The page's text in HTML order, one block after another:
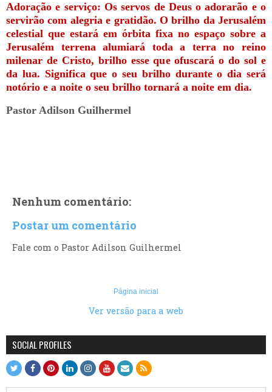
Adoração e serviço: Os servos de Deus o adorarão e o
servirão com alegria e gratidão. O brilho da Jerusalém
celestial que estará em órbita fixa no espaço sobre a
Jerusalém terrena alumiará toda a terra no reino
milenar de Cristo, brilho esse que ofuscará o do sol e
da lua. Significa que o seu brilho durante o dia será
notório e a noite o seu brilho tornará a noite em dia.
Pastor Adilson Guilhermel
Nenhum comentário:
Postar um comentário
Fale com o Pastor Adilson Guilhermel
Página inicial
Ver versão para a web
SOCIAL PROFILES